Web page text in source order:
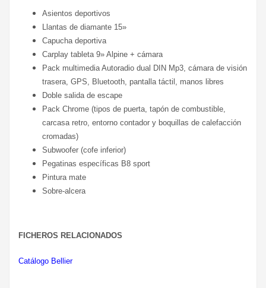
Asientos deportivos
Llantas de diamante 15»
Capucha deportiva
Carplay tableta 9» Alpine + cámara
Pack multimedia Autoradio dual DIN Mp3, cámara de visión
trasera, GPS, Bluetooth, pantalla táctil, manos libres
Doble salida de escape
Pack Chrome (tipos de puerta, tapón de combustible,
carcasa retro, entorno contador y boquillas de calefacción
cromadas)
Subwoofer (cofe inferior)
Pegatinas específicas B8 sport
Pintura mate
Sobre-alcera
FICHEROS RELACIONADOS
Catálogo Bellier